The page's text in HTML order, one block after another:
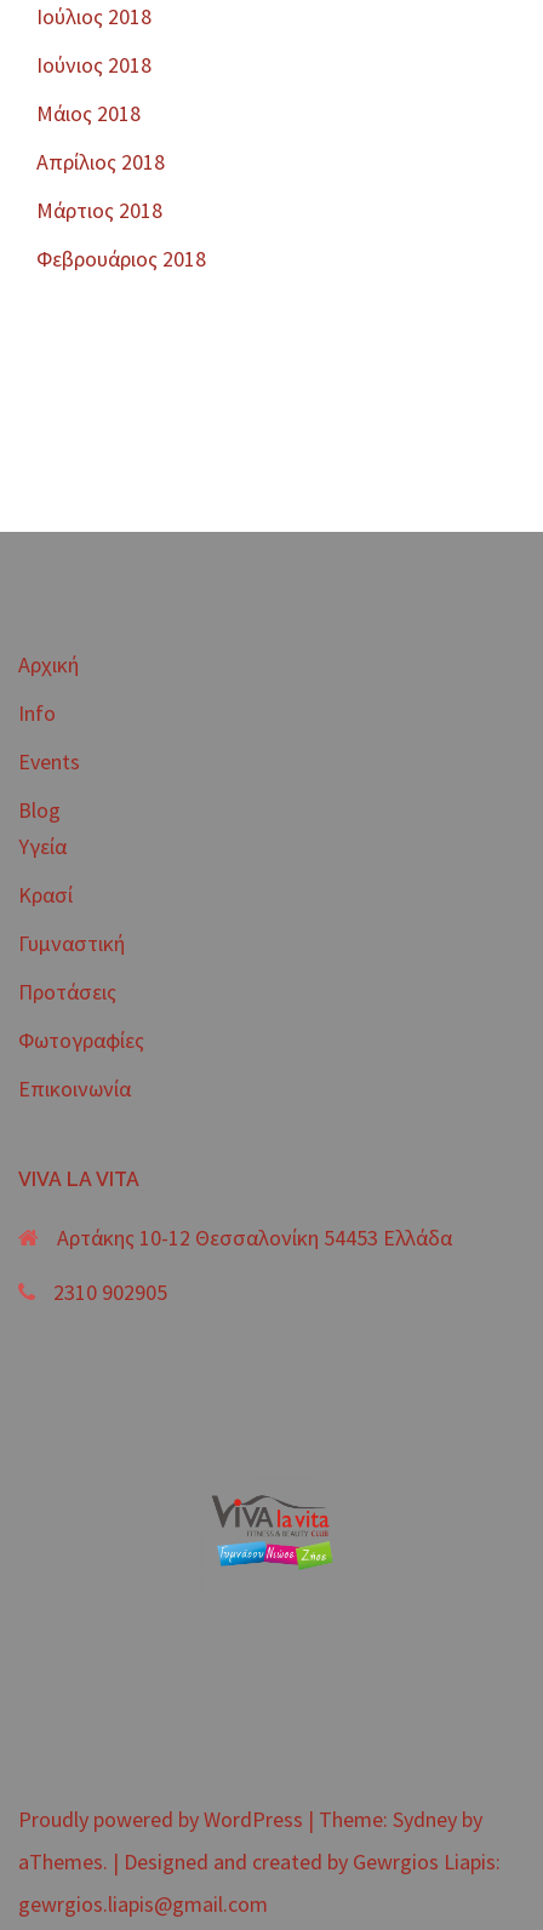
Ιούλιος 2018
Ιούνιος 2018
Μάιος 2018
Απρίλιος 2018
Μάρτιος 2018
Φεβρουάριος 2018
Αρχική
Info
Events
Blog
Υγεία
Κρασί
Γυμναστική
Προτάσεις
Φωτογραφίες
Επικοινωνία
VIVA LA VITA
Αρτάκης 10-12 Θεσσαλονίκη 54453 Ελλάδα
2310 902905
Proudly powered by WordPress | Theme: Sydney by
aThemes. | Designed and created by Gewrgios Liapis:
gewrgios.liapis@gmail.com